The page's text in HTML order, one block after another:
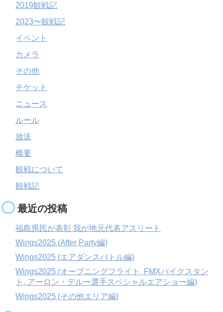
2019観戦記
2023〜観戦記
イベント
カメラ
その他
チケット
ニュース
ルール
放送
概要
観戦について
観戦記
最近の投稿
福島県民が表彰 我が地元代表アスリート
Wings2025 (After Party編)
Wings2025 (エアダンスバトル編)
Wings2025 (オープニングフライト, FMXバイクスタン
ト, アーロン・デルー選手スペシャルエアショー編)
Wings2025 (その他エリア編)